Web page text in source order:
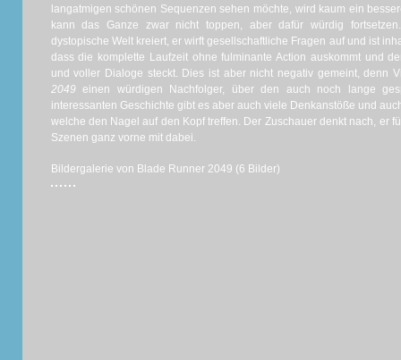
langatmigen schönen Sequenzen sehen möchte, wird kaum ein
kann das Ganze zwar nicht toppen, aber dafür würdig
dystopische Welt kreiert, er wirft gesellschaftliche Fragen auf und ist
dass die komplette Laufzeit ohne fulminante Action auskommt und
und voller Dialoge steckt. Dies ist aber nicht negativ gemeint, denn
2049 einen würdigen Nachfolger, über den auch noch lange
interessanten Geschichte gibt es aber auch viele Denkanstöße und
welche den Nagel auf den Kopf treffen. Der Zuschauer denkt nach, er
Szenen ganz vorne mit dabei.
Bildergalerie von Blade Runner 2049 (6 Bilder)